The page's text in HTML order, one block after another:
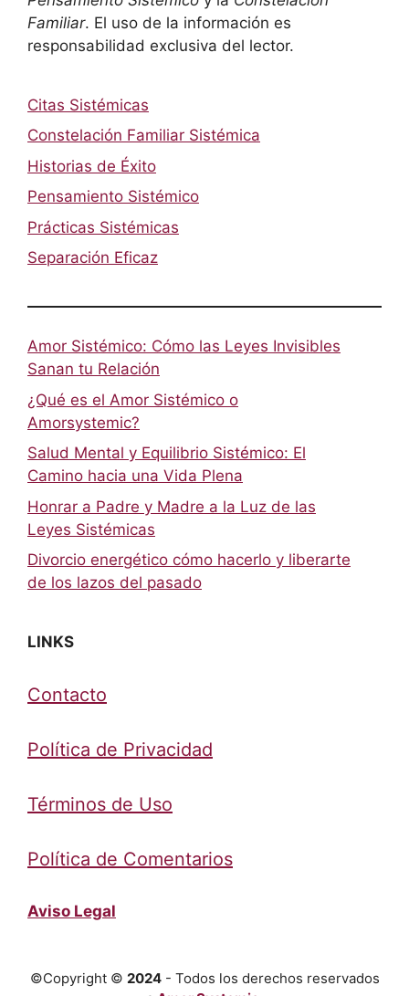
Familiar. El uso de la información es
responsabilidad exclusiva del lector.
Citas Sistémicas
Constelación Familiar Sistémica
Historias de Éxito
Pensamiento Sistémico
Prácticas Sistémicas
Separación Eficaz
Amor Sistémico: Cómo las Leyes Invisibles
Sanan tu Relación
¿Qué es el Amor Sistémico o
Amorsystemic?
Salud Mental y Equilibrio Sistémico: El
Camino hacia una Vida Plena
Honrar a Padre y Madre a la Luz de las
Leyes Sistémicas
Divorcio energético cómo hacerlo y liberarte
de los lazos del pasado
LINKS
Contacto
Política de Privacidad
Términos de Uso
Política de Comentarios
Aviso Legal
©Copyright © 2024- Todos los derechos reservados